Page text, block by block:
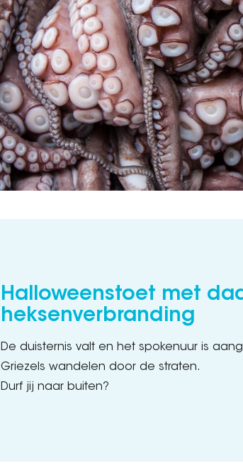
Halloweenstoet met
heksenverbranding
De duisternis valt en het spokenuur is
Griezels wandelen door de straten.
Durf jij naar buiten?